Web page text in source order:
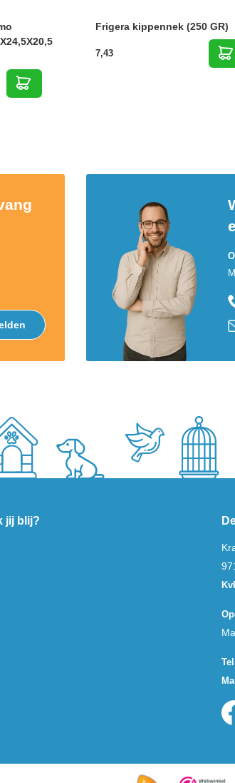
Frigera kippennek (250 GR)
7,43
jij blij?